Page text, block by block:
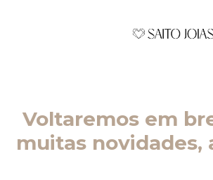
Voltaremos em
muitas novidades,